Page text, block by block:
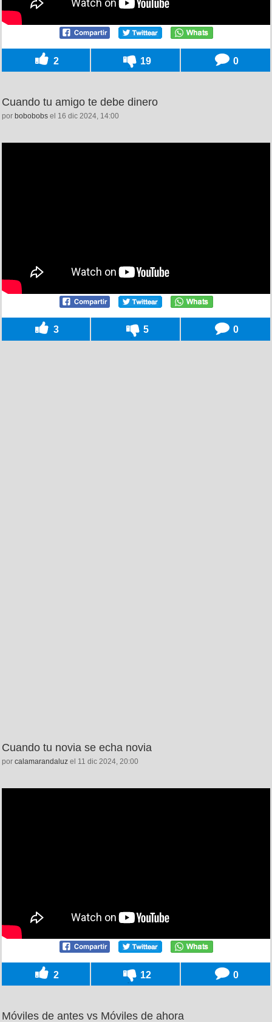
2 19 0
Cuando tu amigo te debe dinero
por bobobobs el 16 dic 2024, 14:00
3 5 0
Cuando tu novia se echa novia
por calamarandaluz el 11 dic 2024, 20:00
2 12 0
Móviles de antes vs Móviles de ahora